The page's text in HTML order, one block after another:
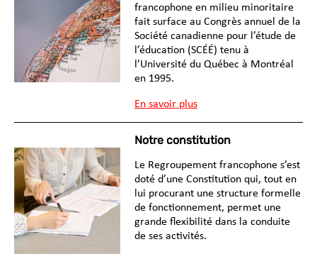
francophone en milieu minoritaire
fait surface au Congrès annuel de la
Société canadienne pour l’étude de
l’éducation (SCÉÉ) tenu à
l’Université du Québec à Montréal
en 1995.
En savoir plus
Notre constitution
Le Regroupement francophone s’est
doté d’une Constitution qui, tout en
lui procurant une structure formelle
de fonctionnement, permet une
grande flexibilité dans la conduite
de ses activités.